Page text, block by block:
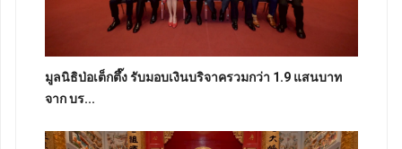
มูลนิธิป่อเต็กตึ๊ง รับมอบเงินบริจาครวมกว่า 1.9 แสนบาท
จาก บร...